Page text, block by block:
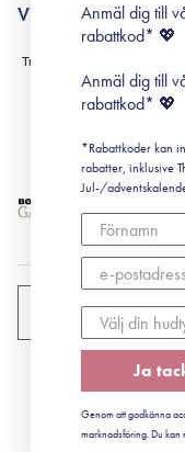
Black Friday
Villkor
Leverans & Retur
Köpvillkor
Prenumerationsvillkor
Cookiepolicy
© 2022 Surisuri
CVR:
Anmäl dig till
rabattkod* 💖
Anmäl dig till
rabattkod* 💖
*Rabattkoder kan
rabatter, inklusive
Jul-/
Ja
Genom att godkänna
marknadsföring. Du kan